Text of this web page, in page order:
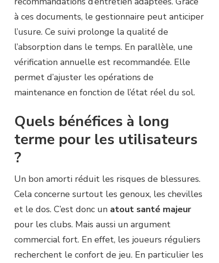
à ces documents, le gestionnaire peut anticiper
l’usure. Ce suivi prolonge la qualité de
l’absorption dans le temps. En parallèle, une
vérification annuelle est recommandée. Elle
permet d’ajuster les opérations de
maintenance en fonction de l’état réel du sol.
Quels bénéfices à long
terme pour les utilisateurs
?
Un bon amorti réduit les risques de blessures.
Cela concerne surtout les genoux, les chevilles
et le dos. C’est donc un atout santé majeur
pour les clubs. Mais aussi un argument
commercial fort. En effet, les joueurs réguliers
recherchent le confort de jeu. En particulier les